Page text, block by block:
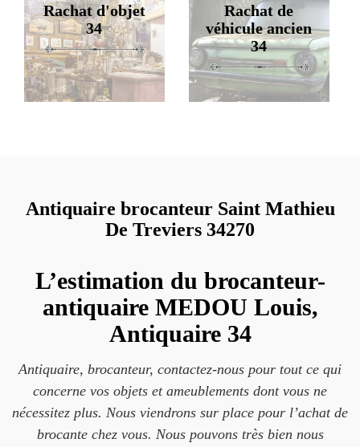
Rachat d'objet
34
Rachat de
véhicule ancien
34
Antiquaire brocanteur Saint Mathieu
De Treviers 34270
L’estimation du brocanteur-
antiquaire MEDOU Louis,
Antiquaire 34
Antiquaire, brocanteur, contactez-nous pour tout ce qui
concerne vos objets et ameublements dont vous ne
nécessitez plus. Nous viendrons sur place pour l’achat de
brocante chez vous. Nous pouvons très bien nous